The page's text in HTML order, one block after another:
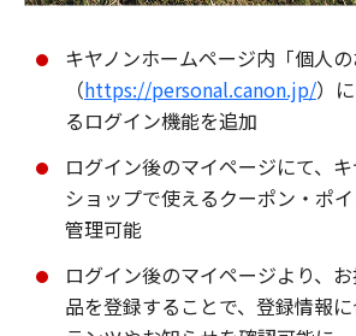
キヤノンホームページ内「個人
（https://personal.canon.jp/）
るログイン機能を追加
ログイン後のマイページにて、
ショップで使えるクーポン・ポ
管理可能
ログイン後のマイページより、
品を登録することで、登録情報